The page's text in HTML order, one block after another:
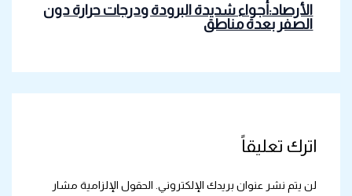
الأرصاد:أجواء شديدة البرودة ودرجات حرارة دون
الصفر بعدة مناطق
اترك تعليقاً
لن يتم نشر عنوان بريدك الإلكتروني. الحقول الإلزامية مشار